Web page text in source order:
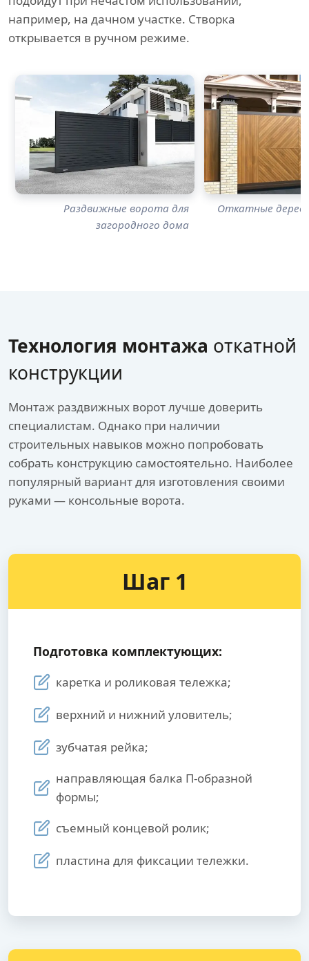
например, на дачном участке. Створка
открывается в ручном режиме.
Раздвижные ворота для
загородного дома
Откатные
Технология монтажа откатной
конструкции
Монтаж раздвижных ворот лучше доверить
специалистам. Однако при наличии
строительных навыков можно попробовать
собрать конструкцию самостоятельно. Наиболее
популярный вариант для изготовления своими
руками — консольные ворота.
Шаг 1
Подготовка комплектующих:
каретка и роликовая тележка;
верхний и нижний уловитель;
зубчатая рейка;
направляющая балка П-образной
формы;
съемный концевой ролик;
пластина для фиксации тележки.